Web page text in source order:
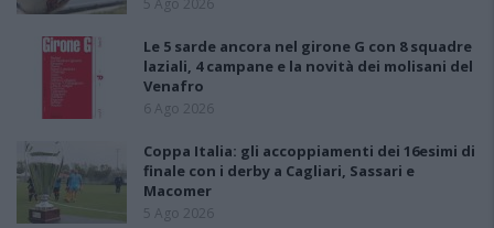
5 Ago 2026
Le 5 sarde ancora nel girone G con 8 squadre
laziali, 4 campane e la novità dei molisani del
Venafro
6 Ago 2026
Coppa Italia: gli accoppiamenti dei 16esimi di
finale con i derby a Cagliari, Sassari e
Macomer
5 Ago 2026